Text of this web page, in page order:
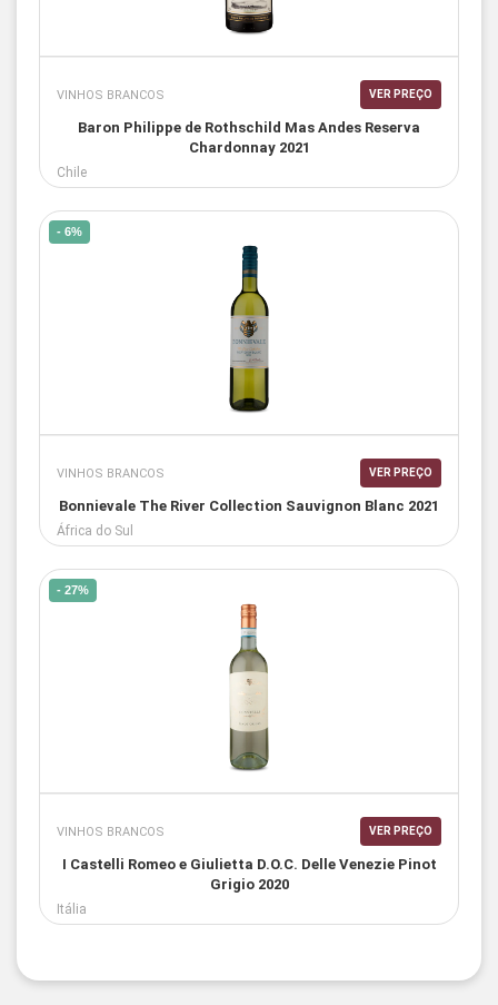
VINHOS BRANCOS VER PREÇO
Baron Philippe de Rothschild Mas Andes Reserva
Chardonnay 2021
Chile
- 6%
VINHOS BRANCOS VER PREÇO
Bonnievale The River Collection Sauvignon Blanc 2021
África do Sul
- 27%
VINHOS BRANCOS VER PREÇO
I Castelli Romeo e Giulietta D.O.C. Delle Venezie Pinot
Grigio 2020
Itália